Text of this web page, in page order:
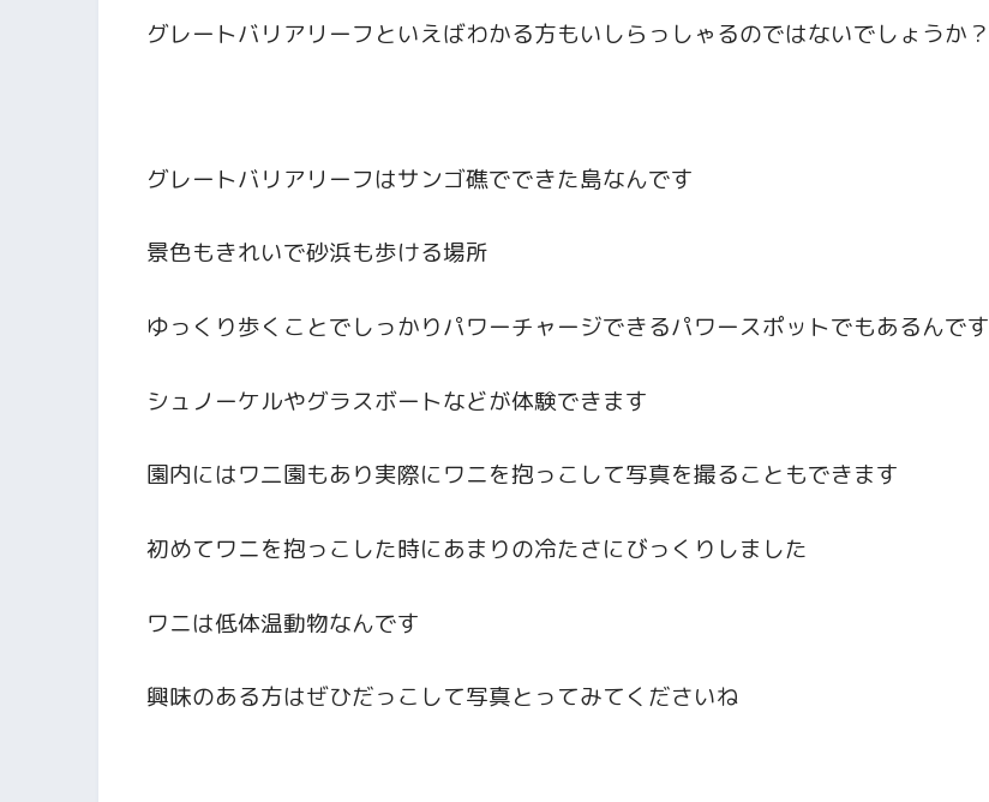
グレートバリアリーフといえばわかる方もいしらっしゃるのではないでしょうか？
グレートバリアリーフはサンゴ礁でできた島なんです
景色もきれいで砂浜も歩ける場所
ゆっくり歩くことでしっかりパワーチャージできるパワースポットでもあるんです
シュノーケルやグラスボートなどが体験できます
園内にはワ二園もあり実際にワニを抱っこして写真を撮ることもできます
初めてワニを抱っこした時にあまりの冷たさにびっくりしました
ワニは低体温動物なんです
興味のある方はぜひだっこして写真とってみてくださいね